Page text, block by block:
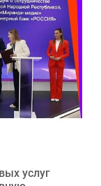
услуг